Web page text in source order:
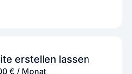
erstellen lassen
€ / Monat